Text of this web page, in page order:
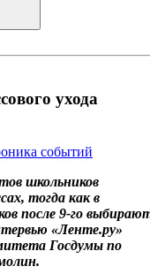
ухода
событий
школьников
тогда как в
после 9-го
«Ленте.ру»
Госдумы по